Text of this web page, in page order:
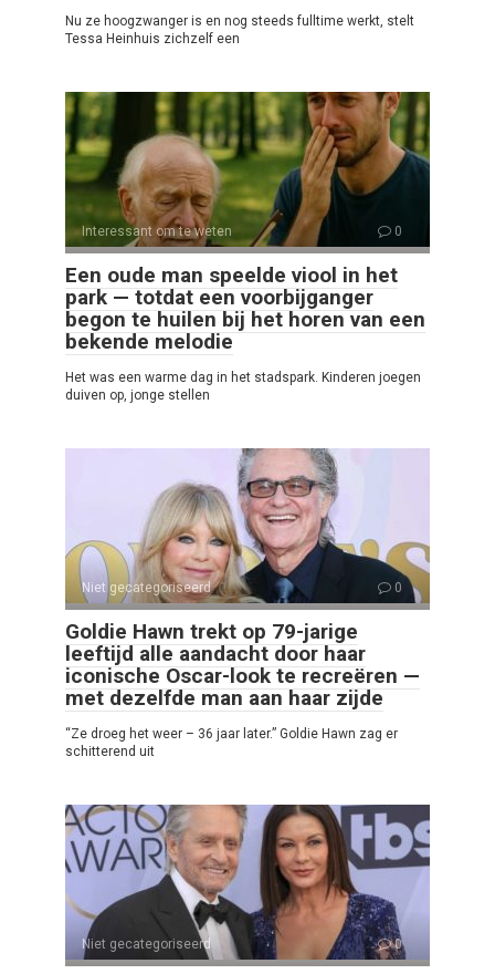
Nu ze hoogzwanger is en nog steeds fulltime werkt, stelt
Tessa Heinhuis zichzelf een
Interessant om te weten 0
Een oude man speelde viool in het
park — totdat een voorbijganger
begon te huilen bij het horen van een
bekende melodie
Het was een warme dag in het stadspark. Kinderen joegen
duiven op, jonge stellen
Niet gecategoriseerd 0
Goldie Hawn trekt op 79-jarige
leeftijd alle aandacht door haar
iconische Oscar-look te recreëren —
met dezelfde man aan haar zijde
“Ze droeg het weer – 36 jaar later.” Goldie Hawn zag er
schitterend uit
Niet gecategoriseerd 0